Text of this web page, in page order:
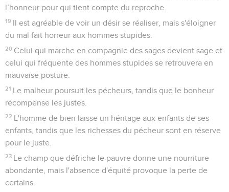
l’honneur pour qui tient compte du reproche.
19 Il est agréable de voir un désir se réaliser, mais s'éloigner
du mal fait horreur aux hommes stupides.
20 Celui qui marche en compagnie des sages devient sage et
celui qui fréquente des hommes stupides se retrouvera en
mauvaise posture.
21 Le malheur poursuit les pécheurs, tandis que le bonheur
récompense les justes.
22 L'homme de bien laisse un héritage aux enfants de ses
enfants, tandis que les richesses du pécheur sont en réserve
pour le juste.
23 Le champ que défriche le pauvre donne une nourriture
abondante, mais l'absence d'équité provoque la perte de
certains.